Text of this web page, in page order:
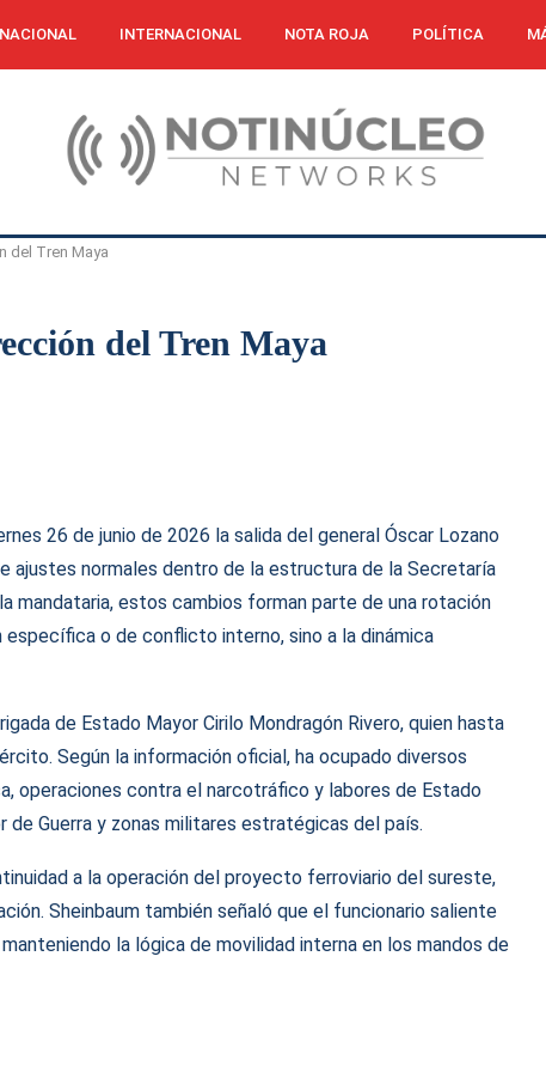
NACIONAL INTERNACIONAL NOTA ROJA POLÍTICA
del Tren Maya
del Tren Maya
26 de junio de 2026 la salida del general Óscar Lozano
ajustes normales dentro de la estructura de la Secretaría
mandataria, estos cambios forman parte de una rotación
o de conflicto interno, sino a la dinámica
de Estado Mayor Cirilo Mondragón Rivero, quien hasta
Según la información oficial, ha ocupado diversos
operaciones contra el narcotráfico y labores de Estado
de Guerra y zonas militares estratégicas del país.
a la operación del proyecto ferroviario del sureste,
Sheinbaum también señaló que el funcionario saliente
la lógica de movilidad interna en los mandos de